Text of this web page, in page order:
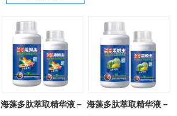
海藻多肽萃取精华液－ 海藻多肽萃取精华液－